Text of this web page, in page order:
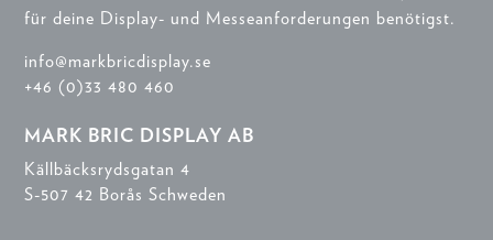
für deine Display- und Messeanforderungen benötigst.
info@markbricdisplay.se
+46 (0)33 480 460
MARK BRIC DISPLAY AB
Källbäcksrydsgatan 4
S-507 42 Borås Schweden